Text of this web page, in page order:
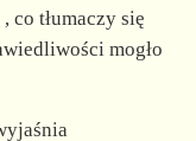
, co tłumaczy się
mogło